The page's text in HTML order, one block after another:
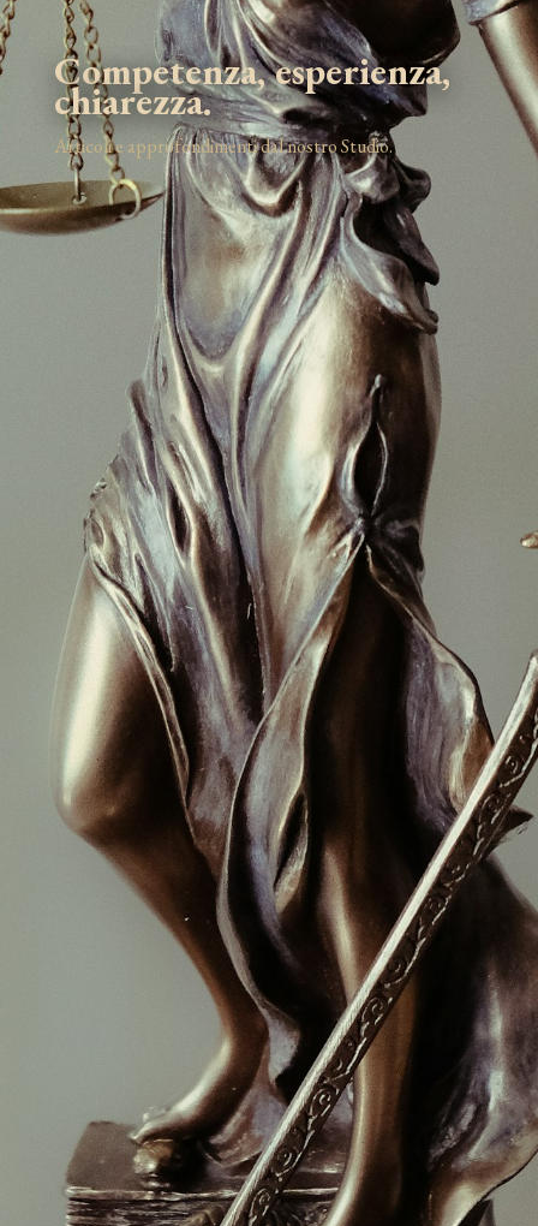
Competenza, esperienza,
chiarezza.
Articoli e approfondimenti dal nostro Studio.